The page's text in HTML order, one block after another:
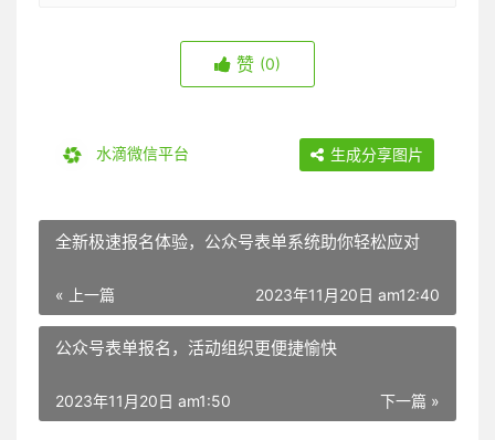
赞 (0)
水滴微信平台 生成分享图片
全新极速报名体验，公众号表单系统助你轻松应对
« 上一篇 2023年11月20日 am12:40
公众号表单报名，活动组织更便捷愉快
下一篇 »
2023年11月20日 am1:50